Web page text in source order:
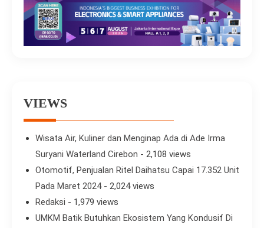
VIEWS
Wisata Air, Kuliner dan Menginap Ada di Ade Irma
Suryani Waterland Cirebon - 2,108 views
Otomotif, Penjualan Ritel Daihatsu Capai 17.352 Unit
Pada Maret 2024- 2,024 views
Redaksi - 1,979 views
UMKM Batik Butuhkan Ekosistem Yang Kondusif Di